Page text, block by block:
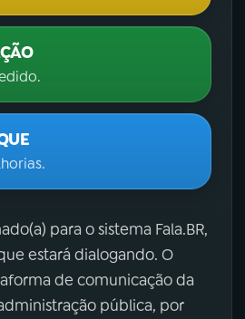
para o sistema Fala.BR,
estará dialogando. O
de comunicação da
pública, por